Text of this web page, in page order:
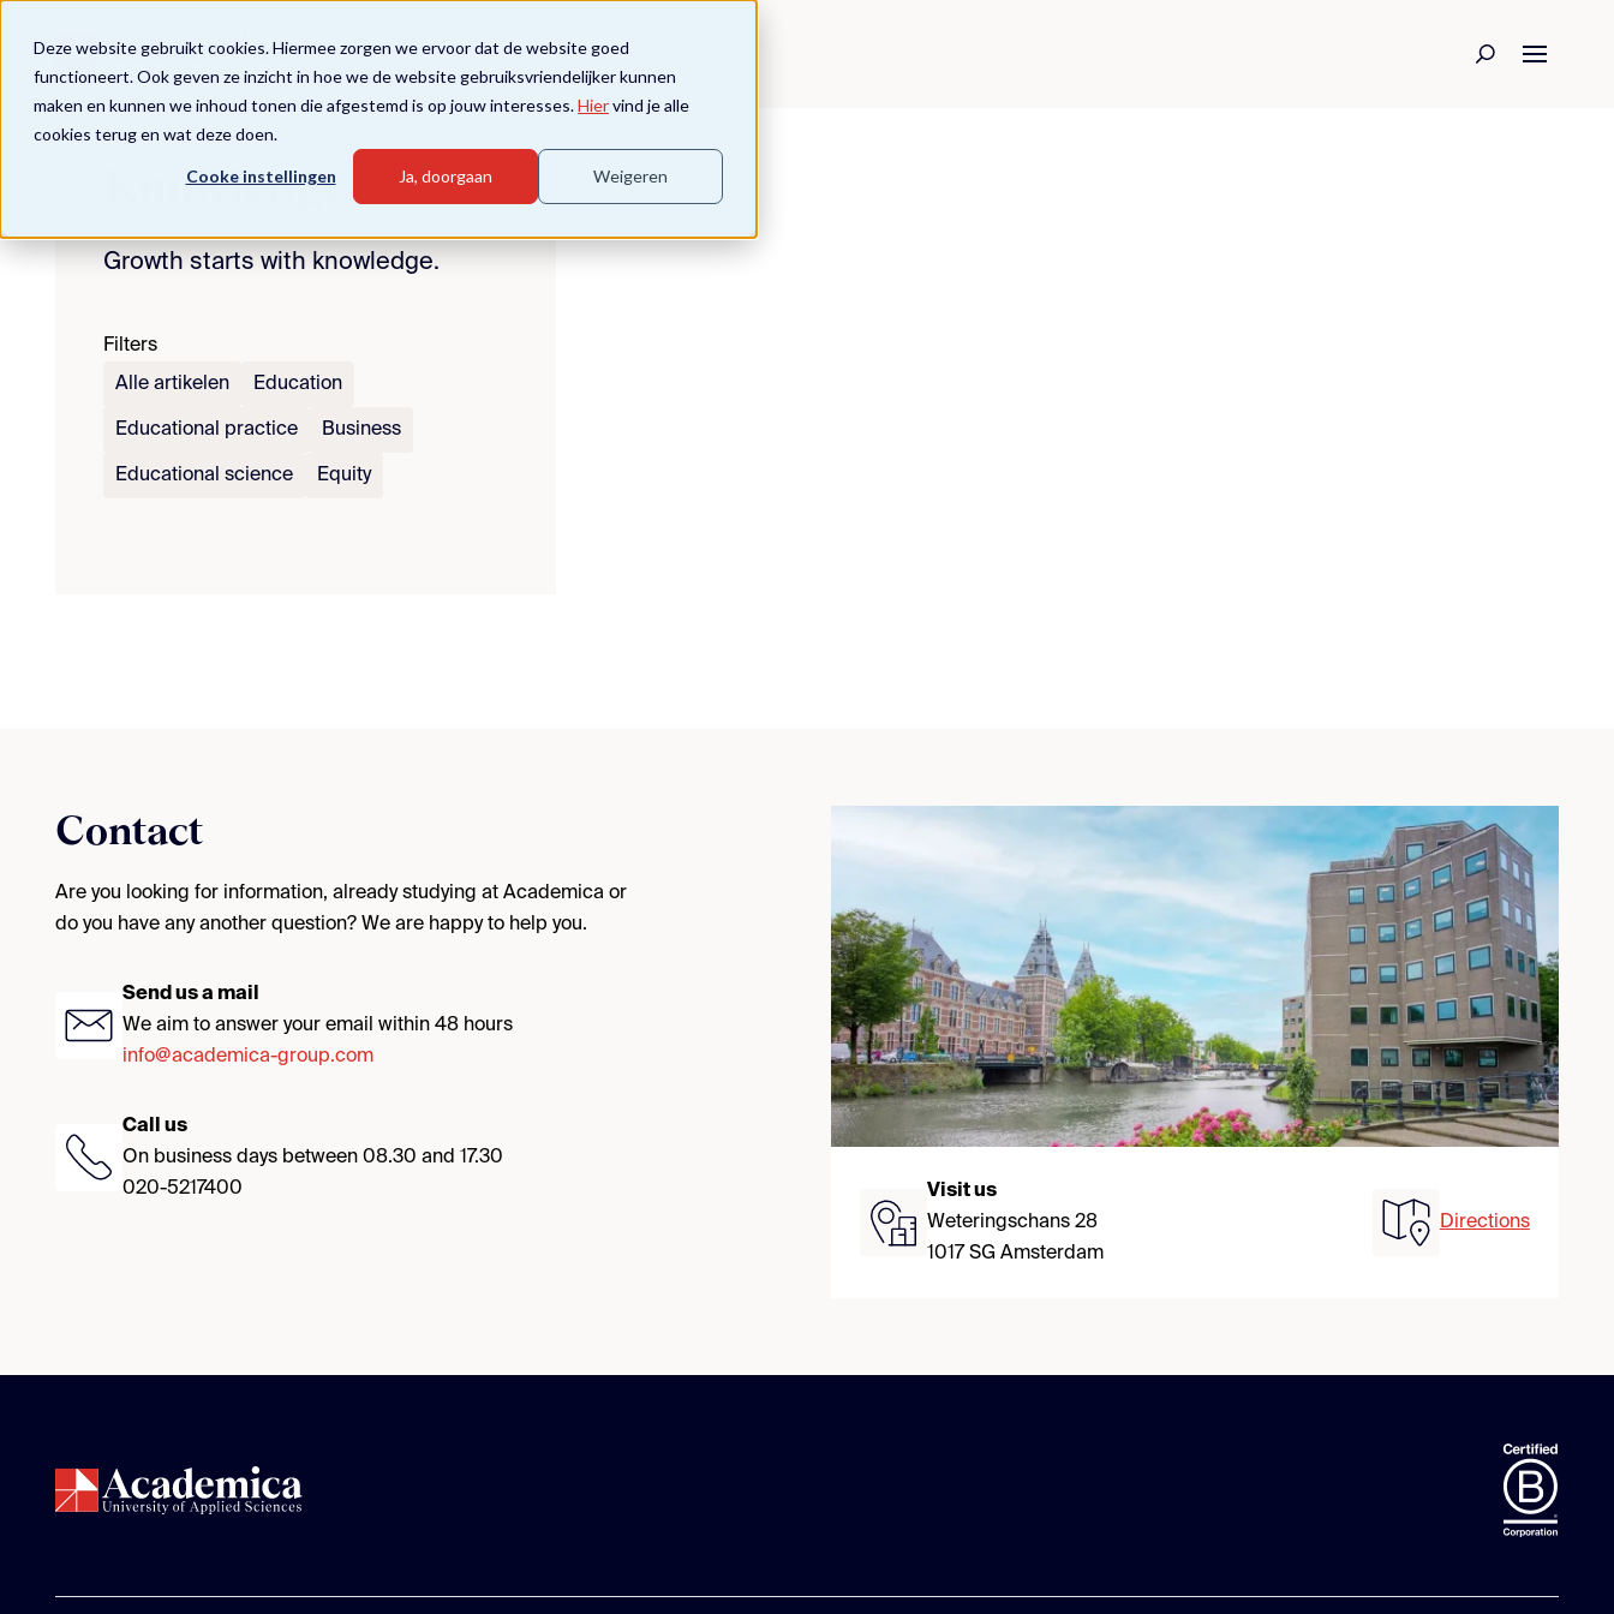
Deze website gebruikt cookies. Hiermee zorgen we ervoor dat de website goed
functioneert. Ook geven ze inzicht in hoe we de website gebruiksvriendelijker kunnen
maken en kunnen we inhoud tonen die afgestemd is op jouw interesses.Hiervind je alle
cookies terug en wat deze doen.
Cooke instellingen Ja, doorgaan Weigeren
Knowledge
Growth starts with knowledge.
Filters
Alle artikelen
Education
Educational practice Business
Educational science Equity
Contact
Are you looking for information, already studying at Academica or
do you have any another question? We are happy to help you.
Send us a mail
We aim to answer your email within 48 hours
info@academica-group.com
Call us
On business days between 08.30 and 17.30
020-5217400
Visit us
Weteringschans 28
1017 SG Amsterdam
Directions